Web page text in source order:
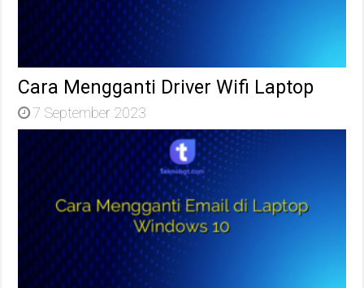
Cara Mengganti Driver Wifi Laptop
7 September 2023